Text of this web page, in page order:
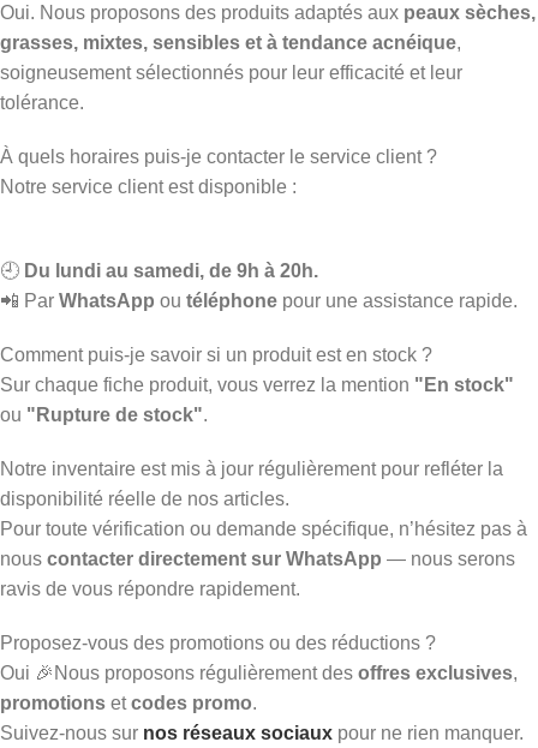
Oui. Nous proposons des produits adaptés aux peaux sèches,
grasses, mixtes, sensibles et à tendance acnéique,
soigneusement sélectionnés pour leur efficacité et leur
tolérance.
À quels horaires puis-je contacter le service client ?
Notre service client est disponible :
🕘 Du lundi au samedi, de 9h à 20h.
📲 Par WhatsApp ou téléphone pour une assistance rapide.
Comment puis-je savoir si un produit est en stock ?
Sur chaque fiche produit, vous verrez la mention "En stock"
ou "Rupture de stock".
Notre inventaire est mis à jour régulièrement pour refléter la
disponibilité réelle de nos articles.
Pour toute vérification ou demande spécifique, n’hésitez pas à
nous contacter directement sur WhatsApp — nous serons
ravis de vous répondre rapidement.
Proposez-vous des promotions ou des réductions ?
Oui 🎉Nous proposons régulièrement des offres exclusives,
promotions etcodes promo.
Suivez-nous sur nos réseaux sociaux pour ne rien manquer.